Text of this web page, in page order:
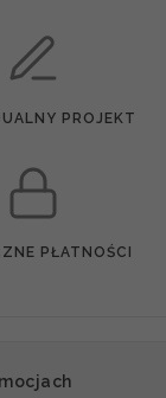
PROJEKT
PŁATNOŚCI